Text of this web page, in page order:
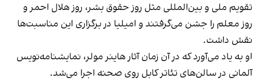
تقویم ملی و بین‌المللی مثل روز حقوق بشر، روز هلال احمر و
روز معلم را جشن می‌گرفتند و امیلیا در برگزاری این مناسبت‌ها
نقش داشت.
او به یاد می‌آورد که در آن زمان آثار هاینر مولر، نمایشنامه‌نویس
آلمانی در سالن‌های تئاتر کابل روی صحنه اجرا می‌شد.